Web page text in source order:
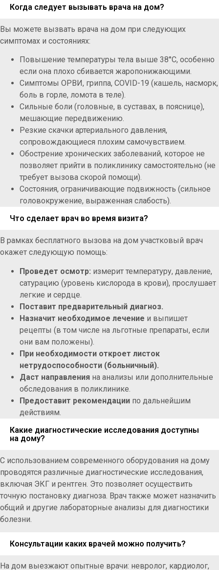
Когда следует вызывать врача на дом?
Вы можете вызвать врача на дом при следующих
симптомах и состояниях:
Повышение температуры тела выше 38°C, особенно
если она плохо сбивается жаропонижающими.
Симптомы ОРВИ, гриппа, COVID-19 (кашель, насморк,
боль в горле, ломота в теле).
Сильные боли (головные, в суставах, в пояснице),
мешающие передвижению.
Резкие скачки артериального давления,
сопровождающиеся плохим самочувствием.
Обострение хронических заболеваний, которое не
позволяет прийти в поликлинику самостоятельно (не
требует вызова скорой помощи).
Состояния, ограничивающие подвижность (сильное
головокружение, выраженная слабость).
Что сделает врач во время визита?
В рамках бесплатного вызова на дом участковый врач
окажет следующую помощь:
Проведет осмотр: измерит температуру, давление,
сатурацию (уровень кислорода в крови), прослушает
легкие и сердце.
Поставит предварительный диагноз.
Назначит необходимое лечение и выпишет
рецепты (в том числе на льготные препараты, если
они вам положены).
При необходимости откроет листок
нетрудоспособности (больничный).
Даст направления на анализы или дополнительные
обследования в поликлинике.
Предоставит рекомендации по дальнейшим
действиям.
Какие диагностические исследования доступны
на дому?
С использованием современного оборудования на дому
проводятся различные диагностические исследования,
включая ЭКГ и рентген. Это позволяет осуществить
точную постановку диагноза. Врач также может назначить
общий и другие лабораторные анализы для диагностики
болезни.
Консультации каких врачей можно получить?
На дом выезжают опытные врачи: невролог, кардиолог,